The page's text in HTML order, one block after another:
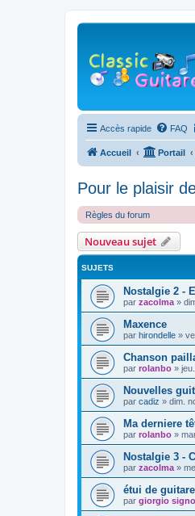
Accès rapide FAQ
Accueil Portail
Pour le plaisir
Règles du forum
Nouveau sujet
SUJETS
Nostalgie 2 -
par zacolma »
Maxence
par hirondelle »
Chanson
par rolanbo »
Nouvelles
par cadiz » dim.
Ma derniere
par rolanbo »
Nostalgie 3 -
par zacolma »
étui de
par giorgio